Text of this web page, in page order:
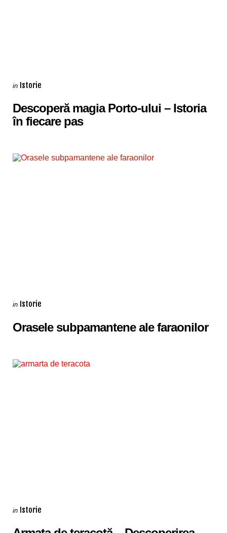
Categories
Posted
in Istorie
Descoperă magia Porto-ului – Istoria
în fiecare pas
Categories
Posted
in Istorie
Orasele subpamantene ale faraonilor
Categories
Posted
in Istorie